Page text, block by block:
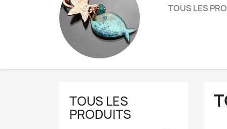
TOUS LES
TOUS LES
PRODUITS